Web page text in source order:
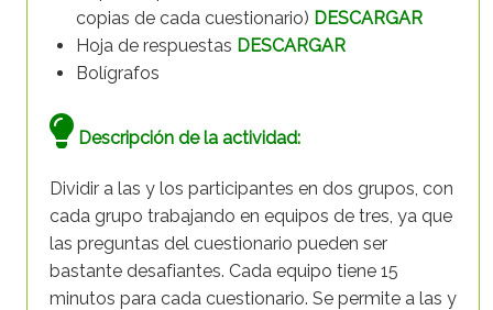
copias de cada cuestionario) DESCARGAR
Hoja de respuestas DESCARGAR
Bolígrafos
Descripción de la actividad:
Dividir a las y los participantes en dos grupos, con
cada grupo trabajando en equipos de tres, ya que
las preguntas del cuestionario pueden ser
bastante desafiantes. Cada equipo tiene 15
minutos para cada cuestionario. Se permite a las y